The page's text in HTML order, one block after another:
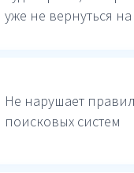
уже не вернуться на
Не нарушает правил
поисковых систем